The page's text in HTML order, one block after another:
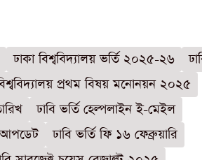
ঢাকা বিশ্ববিদ্যালয় ভর্তি ২০২৫-২৬
প্রথম বিষয় মনোনয়ন ২০২৫
ঢাবি ভর্তি হেল্পলাইন ই-মেইল
আপডেট
ঢাবি ভর্তি ফি ১৬ ফেব্রুয়ারি